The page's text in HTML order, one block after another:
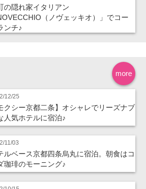
の隠れ家イタリアン
（ノヴェッキオ）」でコー
ンチ♪
more
12/25
クシー京都二条】オシャレでリーズナブ
人気ホテルに宿泊♪
11/03
ルベース京都四条烏丸に宿泊。朝食はコ
珈琲のモーニング♪